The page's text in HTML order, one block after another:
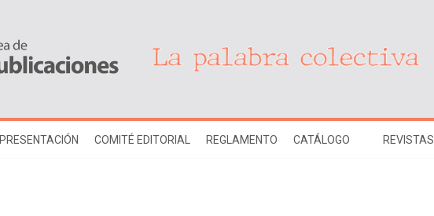
PRESENTACIÓN COMITÉ EDITORIAL REGLAMENTO CATÁLOGO REVISTAS